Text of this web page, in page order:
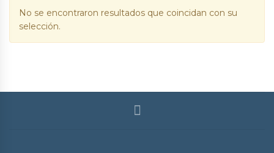
No se encontraron resultados que coincidan con su
selección.